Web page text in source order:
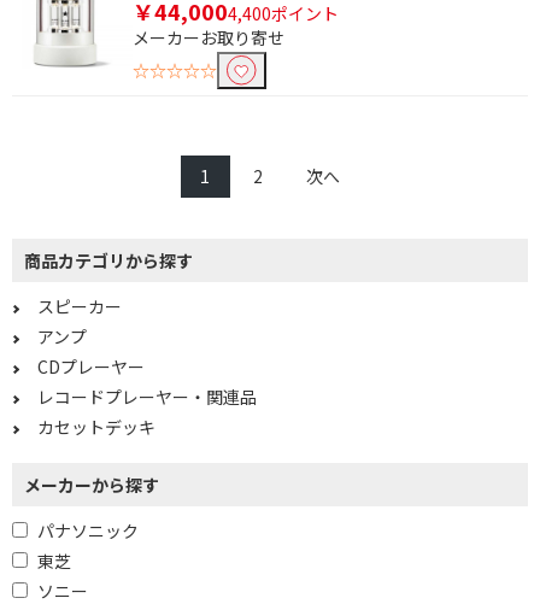
￥44,0004,400ポイント
メーカーお取り寄せ
☆☆☆☆☆
1 2 次へ
商品カテゴリから探す
スピーカー
アンプ
CDプレーヤー
レコードプレーヤー・関連品
カセットデッキ
メーカーから探す
パナソニック
東芝
ソニー